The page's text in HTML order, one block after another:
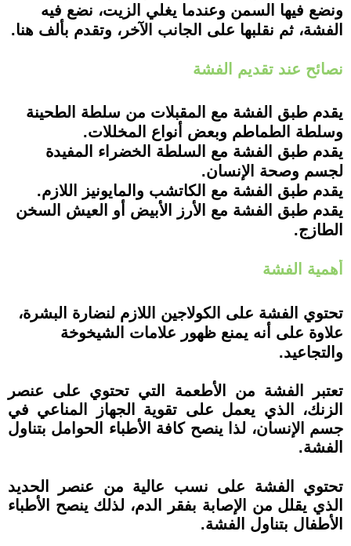
ونضع فيها السمن وعندما يغلي الزيت، نضع فيه
الفشة، ثم نقلبها على الجانب الآخر، وتقدم بألف هنا.
نصائح عند تقديم الفشة
يقدم طبق الفشة مع المقبلات من سلطة الطحينة
وسلطة الطماطم وبعض أنواع المخللات.
يقدم طبق الفشة مع السلطة الخضراء المفيدة
لجسم وصحة الإنسان.
يقدم طبق الفشة مع الكاتشب والمايونيز اللازم.
يقدم طبق الفشة مع الأرز الأبيض أو العيش السخن
الطازج.
أهمية الفشة
تحتوي الفشة على الكولاجين اللازم لنضارة البشرة،
علاوة على أنه يمنع ظهور علامات الشيخوخة
والتجاعيد.
تعتبر الفشة من الأطعمة التي تحتوي على عنصر
الزنك، الذي يعمل على تقوية الجهاز المناعي في
جسم الإنسان، لذا ينصح كافة الأطباء الحوامل بتناول
الفشة.
تحتوي الفشة على نسب عالية من عنصر الحديد
الذي يقلل من الإصابة بفقر الدم، لذلك ينصح الأطباء
الأطفال بتناول الفشة.